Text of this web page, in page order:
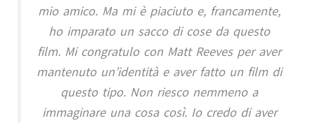
mio amico. Ma mi è piaciuto e, francamente,
ho imparato un sacco di cose da questo
film. Mi congratulo con Matt Reeves per aver
mantenuto un’identità e aver fatto un film di
questo tipo. Non riesco nemmeno a
immaginare una cosa così. Io credo di aver